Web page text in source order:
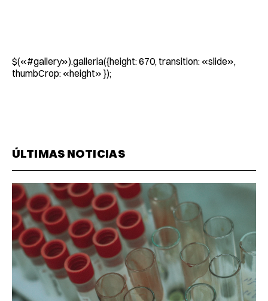
$(«#gallery»).galleria({height: 670, transition: «slide»,
thumbCrop: «height» });
ÚLTIMAS NOTICIAS